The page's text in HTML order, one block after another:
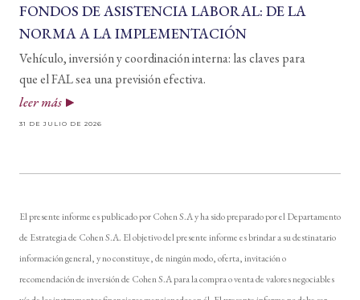
FONDOS DE ASISTENCIA LABORAL: DE LA
NORMA A LA IMPLEMENTACIÓN
Vehículo, inversión y coordinación interna: las claves para
que el FAL sea una previsión efectiva.
leer más
31 DE JULIO DE 2026
El presente informe es publicado por Cohen S.A y ha sido preparado por el Departamento
de Estrategia de Cohen S.A. El objetivo del presente informe es brindar a su destinatario
información general, y no constituye, de ningún modo, oferta, invitación o
recomendación de inversión de Cohen S.A para la compra o venta de valores negociables